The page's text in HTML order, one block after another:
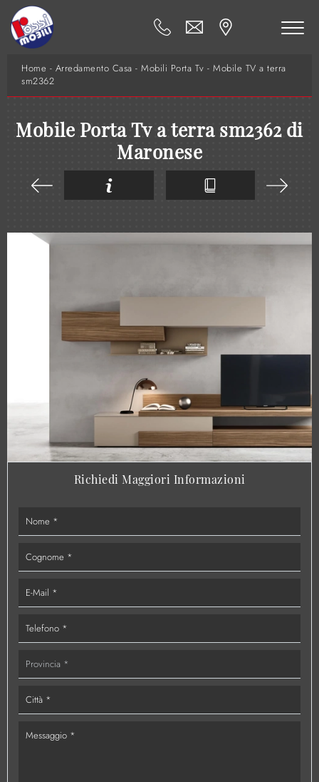
Home - Arredamento Casa - Mobili Porta Tv - Mobile TV a terra
sm2362
Mobile Porta Tv a terra sm2362 di
Maronese
Richiedi Maggiori Informazioni